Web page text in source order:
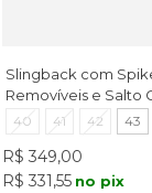
Slingback com
Removíveis e Salto
Preto
40 41 42 43
R$ 349,00
R$ 331,55 no pix